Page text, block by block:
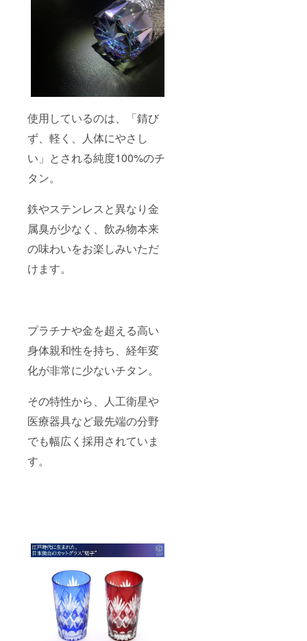
使用しているのは、「錆び
ず、軽く、人体にやさし
い」とされる純度100%のチ
タン。
鉄やステンレスと異なり金
属臭が少なく、飲み物本来
の味わいをお楽しみいただ
けます。
プラチナや金を超える高い
身体親和性を持ち、経年変
化が非常に少ないチタン。
その特性から、人工衛星や
医療器具など最先端の分野
でも幅広く採用されていま
す。